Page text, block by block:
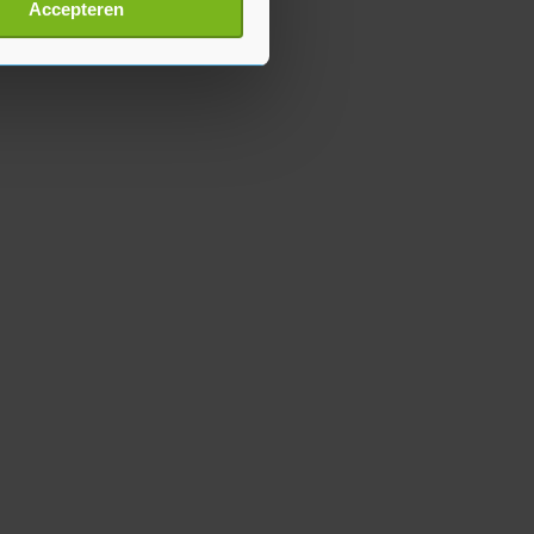
cookiepagina kun je
Accepteren